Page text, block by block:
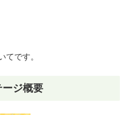
てです。
ージ概要